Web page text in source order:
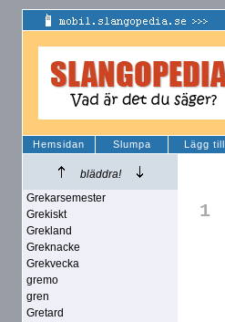
Hemsidan Slumpa Lägg till
bläddra!
Grekarsemester
Grekiskt
Grekland
Greknacke
Grekvecka
gremo
gren
Gretard
1